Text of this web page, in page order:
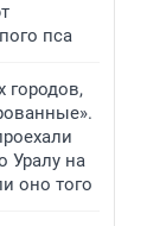
пса
городов,
Уралу на
оно того